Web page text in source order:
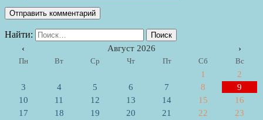
Найти:
‹ Август 2026 ›
Пн Вт Ср Чт Пт Сб Вс
1
2
3
4 5 6 7 8
9
10
11 12 13 14 15
16
17
18 19 20 21 22
23